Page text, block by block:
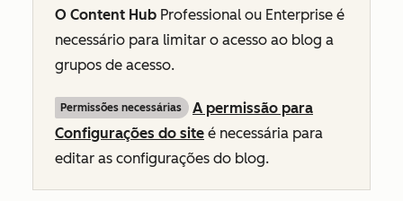
O Content Hub Professional ou Enterprise é
necessário para limitar o acesso ao blog a
grupos de acesso.
Permissões necessárias
A permissão para
Configurações do site é necessária para
editar as configurações do blog.